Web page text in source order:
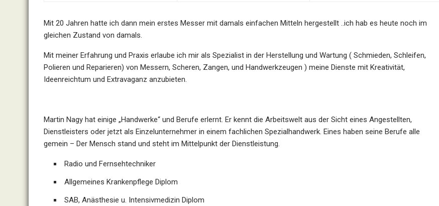
Mit 20 Jahren hatte ich dann mein erstes Messer mit damals einfachen Mitteln hergestellt ..ich hab es heute noch im
gleichen Zustand von damals.
Mit meiner Erfahrung und Praxis erlaube ich mir als Spezialist in der Herstellung und Wartung ( Schmieden, Schleifen,
Polieren und Reparieren) von Messern, Scheren, Zangen, und Handwerkzeugen ) meine Dienste mit Kreativität,
Ideenreichtum und Extravaganz anzubieten.
Martin Nagy hat einige „Handwerke“ und Berufe erlernt. Er kennt die Arbeitswelt aus der Sicht eines Angestellten,
Dienstleisters oder jetzt als Einzelunternehmer in einem fachlichen Spezialhandwerk. Eines haben seine Berufe alle
gemein – Der Mensch stand und steht im Mittelpunkt der Dienstleistung.
Radio und Fernsehtechniker
Allgemeines Krankenpflege Diplom
SAB, Anästhesie u. Intensivmedizin Diplom